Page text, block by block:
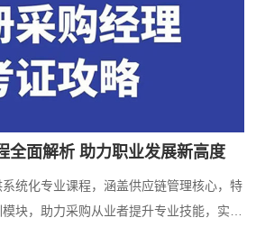
全面解析 助力职业发展新高度
统化专业课程，涵盖供应链管理核心，特
块，助力采购从业者提升专业技能，实现